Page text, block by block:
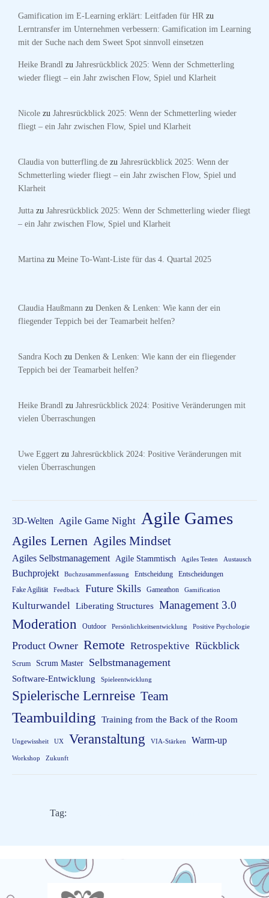
Gamification im E-Learning erklärt: Leitfaden für HR zu
Lerntransfer im Unternehmen verbessern: Gamification im Learning
mit der Suche nach dem Sweet Spot sinnvoll einsetzen
Heike Brandl zu Jahresrückblick 2025: Wenn der Schmetterling
wieder fliegt – ein Jahr zwischen Flow, Spiel und Klarheit
Nicole zu Jahresrückblick 2025: Wenn der Schmetterling wieder
fliegt – ein Jahr zwischen Flow, Spiel und Klarheit
Claudia von butterfling.de zu Jahresrückblick 2025: Wenn der
Schmetterling wieder fliegt – ein Jahr zwischen Flow, Spiel und
Klarheit
Jutta zu Jahresrückblick 2025: Wenn der Schmetterling wieder fliegt
– ein Jahr zwischen Flow, Spiel und Klarheit
Martina zu Meine To-Want-Liste für das 4. Quartal 2025
Claudia Haußmann zu Denken & Lenken: Wie kann der ein
fliegender Teppich bei der Teamarbeit helfen?
Sandra Koch zu Denken & Lenken: Wie kann der ein fliegender
Teppich bei der Teamarbeit helfen?
Heike Brandl zu Jahresrückblick 2024: Positive Veränderungen mit
vielen Überraschungen
Uwe Eggert zu Jahresrückblick 2024: Positive Veränderungen mit
vielen Überraschungen
3D-Welten Agile Game Night Agile Games
Agiles Lernen Agiles Mindset
Agiles Selbstmanagement Agile Stammtisch Agiles Testen Austausch
Buchprojekt Buchzusammenfassung Entscheidung
Entscheidungen
Fake Agilität
Feedback Future Skills Gameathon Gamification
Kulturwandel Liberating Structures Management 3.0
Moderation Outdoor Persönlichkeitsentwicklung Positive Psychologie
Product Owner Remote Retrospektive Rückblick
Scrum Scrum Master Selbstmanagement
Software-Entwicklung Spieleentwicklung
Spielerische Lernreise Team
Teambuilding Training from the Back of the Room
Ungewissheit UX Veranstaltung VIA-Stärken Warm-up
Workshop Zukunft
Tag: